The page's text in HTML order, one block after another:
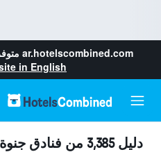
ar.hotelscombined.com
in English
دليل 3,385 من فنادق جنوة